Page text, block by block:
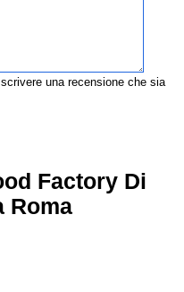
una recensione che sia
Factory Di
Roma